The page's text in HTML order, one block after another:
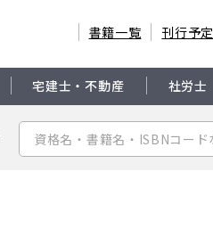
書籍一覧 刊行予定
宅建士・不動産 社労士